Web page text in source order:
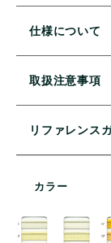
仕様について
取扱注意事項
リファレンス
カラー